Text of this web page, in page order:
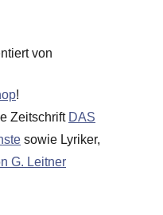
von
!
Zeitschrift DAS
sowie Lyriker,
G. Leitner